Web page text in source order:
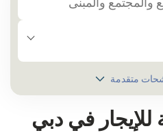
متقدمة
للإيجار في دبي